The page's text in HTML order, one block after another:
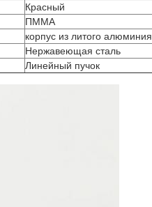
Красный
ПММА
корпус из литого алюминия
Нержавеющая сталь
Линейный пучок